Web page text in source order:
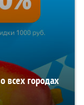
всех городах